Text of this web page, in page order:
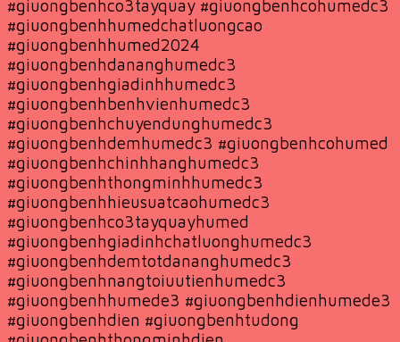
#giuongbenhco3tayquay #giuongbenhcohumedc3
#giuongbenhhumedchatluongcao
#giuongbenhhumed2024
#giuongbenhdananghumedc3
#giuongbenhgiadinhhumedc3
#giuongbenhbenhvienhumedc3
#giuongbenhchuyendunghumedc3
#giuongbenhdemhumedc3 #giuongbenhcohumed
#giuongbenhchinhhanghumedc3
#giuongbenhthongminhhumedc3
#giuongbenhhieusuatcaohumedc3
#giuongbenhco3tayquayhumed
#giuongbenhgiadinhchatluonghumedc3
#giuongbenhdemtotdananghumedc3
#giuongbenhnangtoiuutienhumedc3
#giuongbenhhumede3 #giuongbenhdienhumede3
#giuongbenhdien #giuongbenhtudong